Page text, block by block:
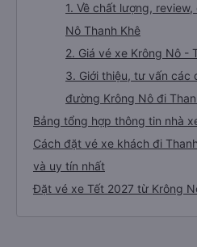
1. Về chất lượng,
Nô Thanh Khê
2. Giá vé xe Krông Nô -
3. Giới thiệu, tư vấn các
đường Krông Nô đi
Bảng tổng hợp thông tin nhà
Cách đặt vé xe khách đi
và uy tín nhất
Đặt vé xe Tết 2027 từ Krông